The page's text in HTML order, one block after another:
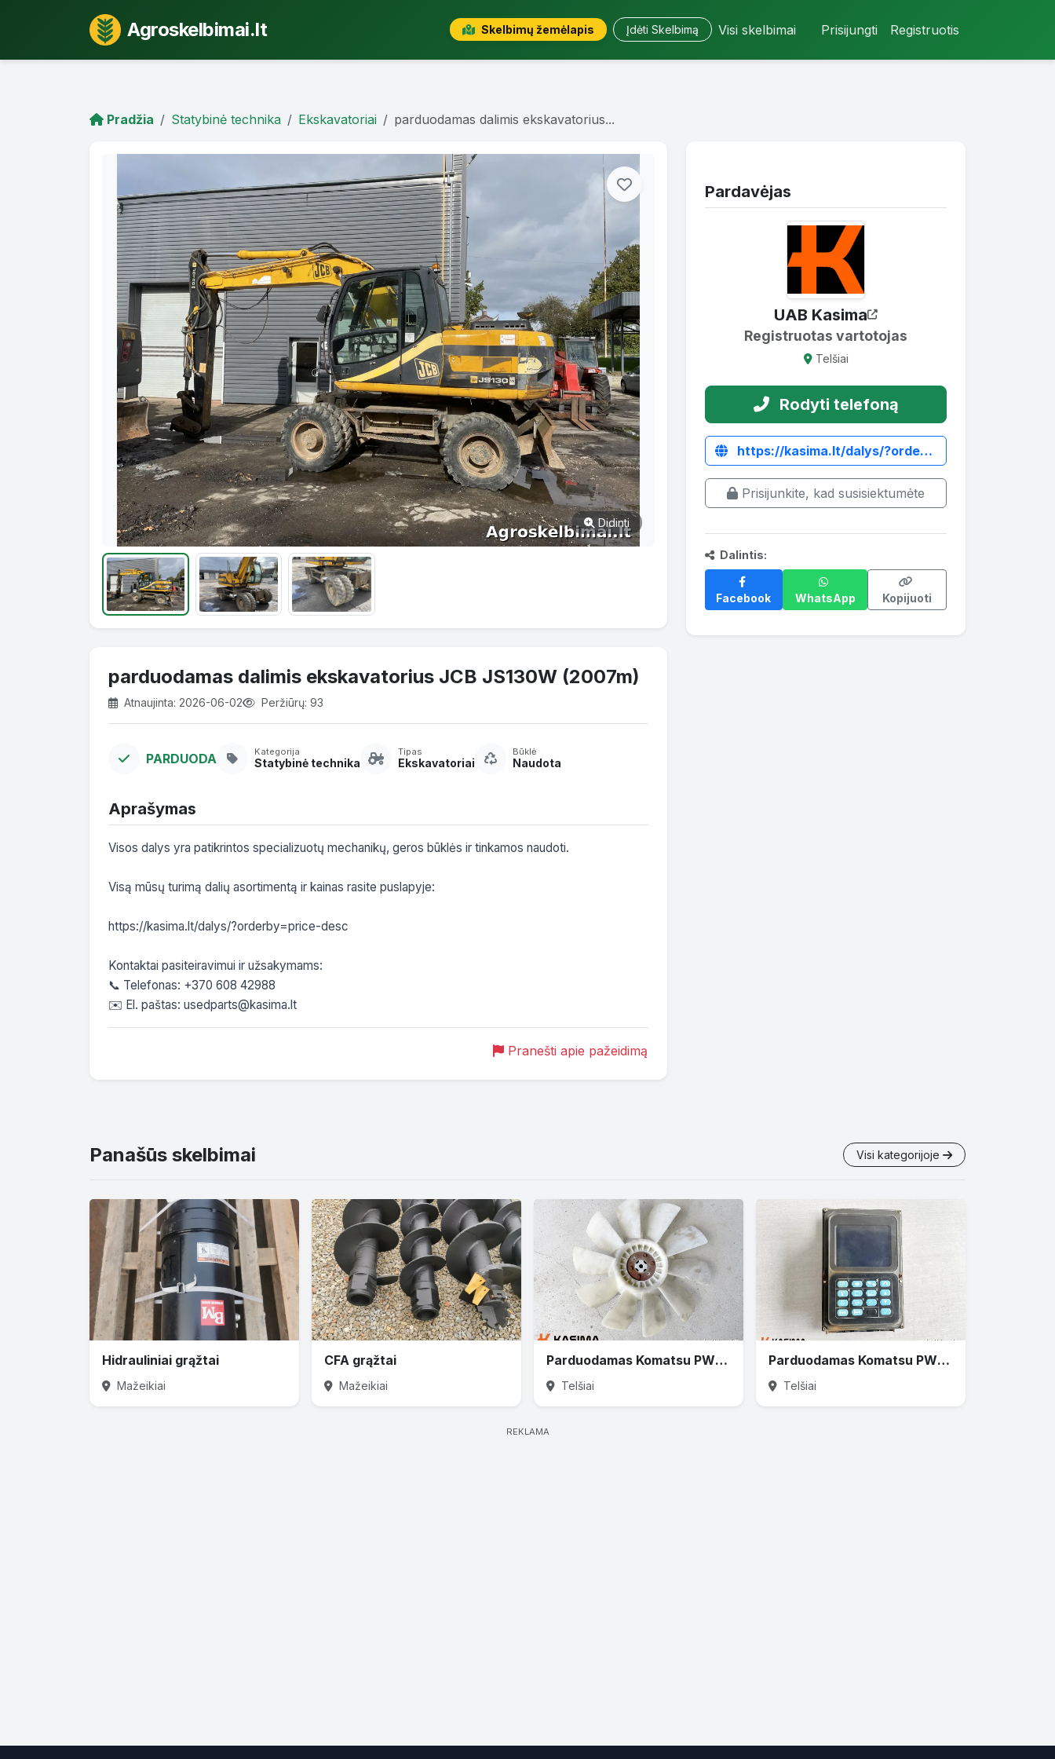
Agroskelbimai.lt Skelbimų žemėlapis Įdėti Skelbimą Visi skelbimai Prisijungti Registruotis
Pradžia Statybinė technika Ekskavatoriai parduodamas dalimis ekskavatorius...
Didinti
parduodamas dalimis ekskavatorius JCB JS130W (2007m)
Atnaujinta: 2026-06-02 Peržiūrų: 93
PARDUODA Kategorija
Statybinė technika
Tipas
Ekskavatoriai
Būklė
Naudota
Aprašymas
Visos dalys yra patikrintos specializuotų mechanikų, geros būklės ir tinkamos naudoti.
Visą mūsų turimą dalių asortimentą ir kainas rasite puslapyje:
https://kasima.lt/dalys/?orderby=price-desc
Kontaktai pasiteiravimui ir užsakymams:
📞 Telefonas: +370 608 42988
✉️ El. paštas: usedparts@kasima.lt
Pranešti apie pažeidimą
Pardavėjas
UAB Kasima
Registruotas vartotojas
Telšiai
Rodyti telefoną
https://kasima.lt/dalys/?orderby=price-desc&paged=1&yith_wcan=1&product_cat=js130w-2007
Prisijunkite, kad susisiektumėte
Dalintis:
Facebook WhatsApp Kopijuoti
Panašūs skelbimai Visi kategorijoje
Hidrauliniai grąžtai
Mažeikiai
CFA grąžtai
Mažeikiai
Parduodamas Komatsu PW160 variklio ventiliatorius
Telšiai
Parduodamas Komatsu PW160 monitorius
Telšiai
REKLAMA